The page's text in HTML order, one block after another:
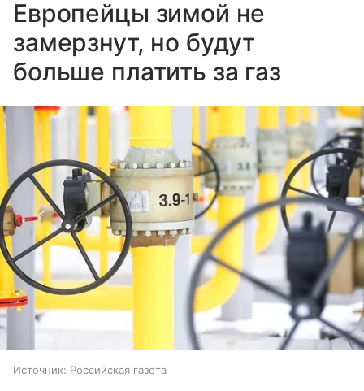
Европейцы зимой не
замерзнут, но будут
больше платить за газ
Источник: Российская газета